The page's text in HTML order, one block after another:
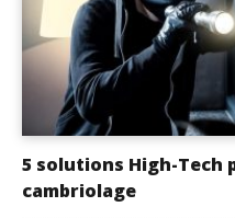
5 solutions High-Tech
cambriolage